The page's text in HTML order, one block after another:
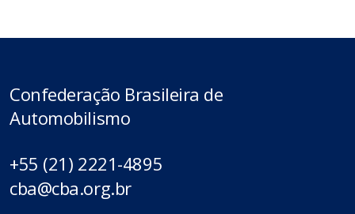
Confederação Brasileira de
Automobilismo
+55 (21) 2221-4895
cba@cba.org.br